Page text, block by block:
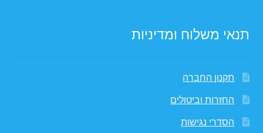
תנאי משלוח ומדיניות
תקנון החברה
החזרות וביטולים
הסדרי נגישות